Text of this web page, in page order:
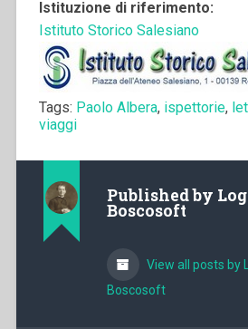
Istituzione di riferimento:
Istituto Storico Salesiano
Tags: Paolo Albera, ispettorie,
viaggi
Published by
Boscosoft
View all posts by
Boscosoft